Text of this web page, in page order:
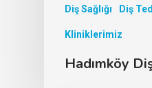
Diş Sağlığı Diş
Kliniklerimiz
Hadımköy